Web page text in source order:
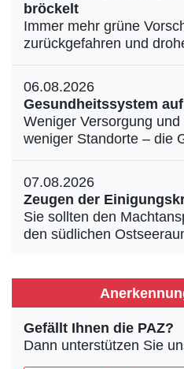
bröckelt
Immer mehr grüne
zurückgefahren und
06.08.2026
Gesundheitssystem
Weniger Versorgung
weniger Standorte – die
07.08.2026
Zeugen der
Sie sollten den
den südlichen
Gefällt Ihnen die PAZ?
Dann unterstützen Sie